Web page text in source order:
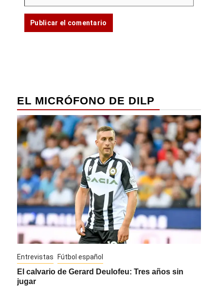
EL MICRÓFONO DE DILP
Entrevistas Fútbol español
El calvario de Gerard Deulofeu: Tres años sin
jugar